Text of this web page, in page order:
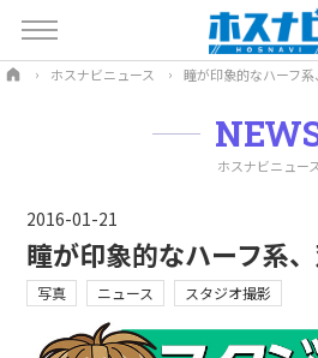
ホスナビニュース 瞳が印象的なハーフ系
ホスナビニュース
2016-01-21
瞳が印象的なハーフ系
写真 ニュース スタジオ撮影